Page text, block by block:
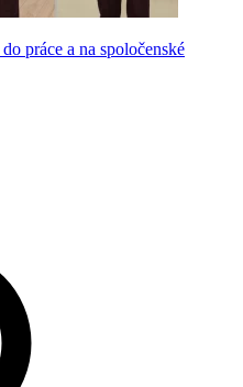
práce a na spoločenské